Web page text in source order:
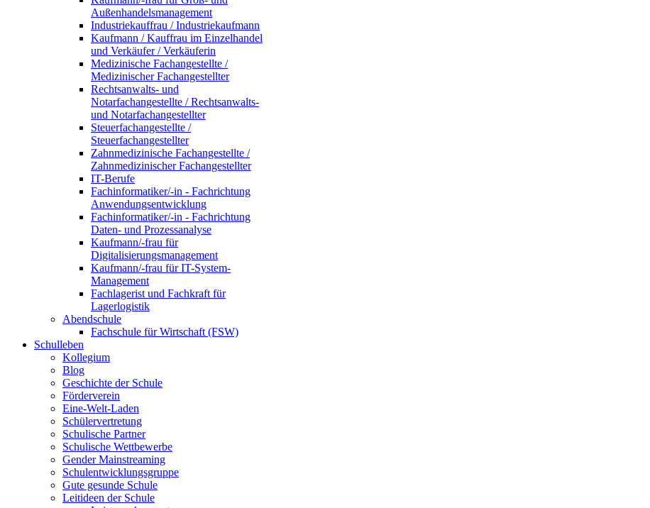
Außenhandelsmanagement
Industriekauffrau / Industriekaufmann
Kaufmann / Kauffrau im Einzelhandel
und Verkäufer / Verkäuferin
Medizinische Fachangestellte /
Medizinischer Fachangestellter
Rechtsanwalts- und
Notarfachangestellte / Rechtsanwalts-
und Notarfachangestellter
Steuerfachangestellte /
Steuerfachangestellter
Zahnmedizinische Fachangestellte /
Zahnmedizinischer Fachangestellter
IT-Berufe
Fachinformatiker/-in - Fachrichtung
Anwendungsentwicklung
Fachinformatiker/-in - Fachrichtung
Daten- und Prozessanalyse
Kaufmann/-frau für
Digitalisierungsmanagement
Kaufmann/-frau für IT-System-
Management
Fachlagerist und Fachkraft für
Lagerlogistik
Abendschule
Fachschule für Wirtschaft (FSW)
Schulleben
Kollegium
Blog
Geschichte der Schule
Förderverein
Eine-Welt-Laden
Schülervertretung
Schulische Partner
Schulische Wettbewerbe
Gender Mainstreaming
Schulentwicklungsgruppe
Gute gesunde Schule
Leitideen der Schule